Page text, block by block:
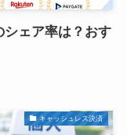
シェア率は？おす
キャッシュレス決済